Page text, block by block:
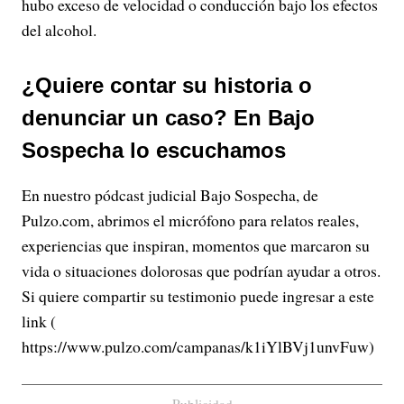
hubo exceso de velocidad o conducción bajo los efectos
del alcohol.
¿Quiere contar su historia o
denunciar un caso? En Bajo
Sospecha lo escuchamos
En nuestro pódcast judicial Bajo Sospecha, de
Pulzo.com, abrimos el micrófono para relatos reales,
experiencias que inspiran, momentos que marcaron su
vida o situaciones dolorosas que podrían ayudar a otros.
Si quiere compartir su testimonio puede ingresar a este
link (
https://www.pulzo.com/campanas/k1iYlBVj1unvFuw)